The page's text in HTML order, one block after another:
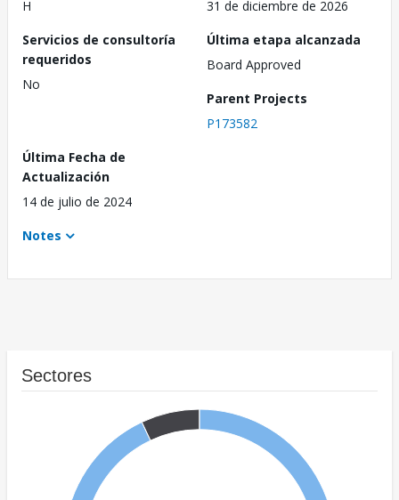
H
31 de diciembre de 2026
Servicios de consultoría
requeridos
No
Última etapa alcanzada
Board Approved
Parent Projects
P173582
Última Fecha de
Actualización
14 de julio de 2024
Notes
Sectores